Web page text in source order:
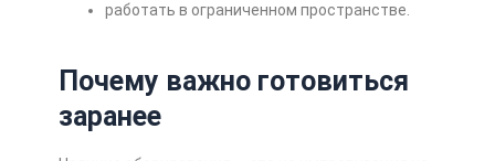
работать в ограниченном пространстве.
Почему важно готовиться
заранее